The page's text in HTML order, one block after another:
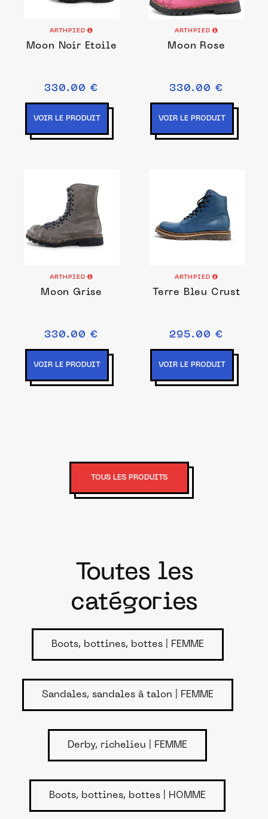
ARTHPIED
Moon Noir Etoile
330.00 €
VOIR LE PRODUIT
ARTHPIED
Moon Rose
330.00 €
VOIR LE PRODUIT
ARTHPIED
Moon Grise
330.00 €
VOIR LE PRODUIT
ARTHPIED
Terre Bleu Crust
295.00 €
VOIR LE PRODUIT
TOUS LES PRODUITS
Toutes les
catégories
Boots, bottines, bottes | FEMME
Sandales, sandales à talon | FEMME
Derby, richelieu | FEMME
Boots, bottines, bottes | HOMME